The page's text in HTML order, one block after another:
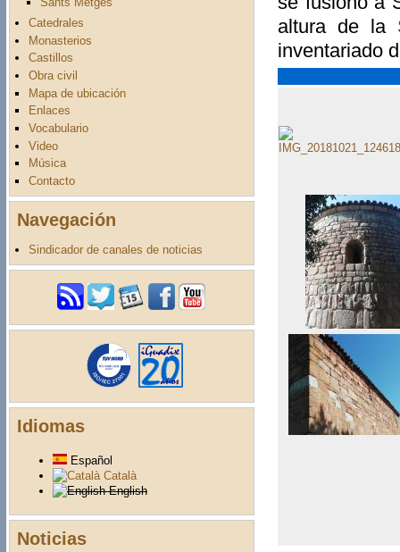
Catedrales
Monasterios
Castillos
Obra civil
Mapa de ubicación
Enlaces
Vocabulario
Video
Música
Contacto
Navegación
Sindicador de canales de noticias
Idiomas
Español
Català
English
Noticias
altura de la
inventariado